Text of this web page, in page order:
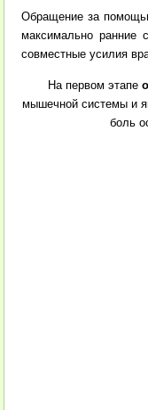
Обращение за
максимально ранние
совместные усилия
На первом этапе
мышечной системы и
боль